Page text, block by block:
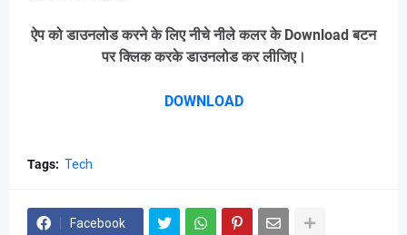
ऐप को डाउनलोड करने के लिए नीचे नीले कलर के Download बटन
पर क्लिक करके डाउनलोड कर लीजिए।
DOWNLOAD
Tags: Tech
Facebook